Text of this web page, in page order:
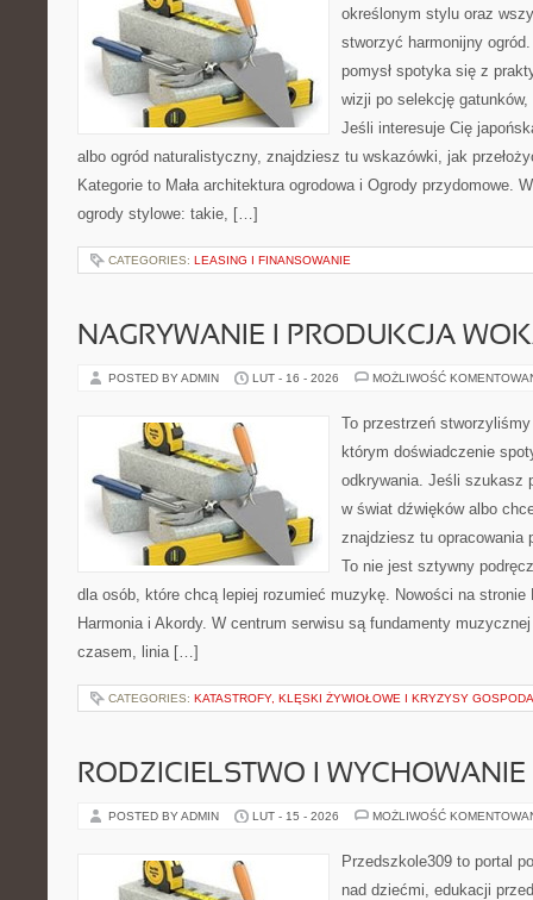
określonym stylu oraz
stworzyć harmonijny
pomysł spotyka się z
wizji po selekcję
Jeśli interesuje Cię
albo ogród naturalistyczny, znajdziesz tu wskazówki, jak
Kategorie to Mała architektura ogrodowa i Ogrody przydomowe.
ogrody stylowe: takie, […]
CATEGORIES: LEASING I FINANSOWANIE
NAGRYWANIE I PRODUKCJA
POSTED BY ADMIN LUT - 16 - 2026 MOŻLIWOŚĆ
To przestrzeń
którym doświadczenie
odkrywania. Jeśli szukasz
w świat dźwięków albo
znajdziesz tu opracowania
To nie jest sztywny
dla osób, które chcą lepiej rozumieć muzykę. Nowości na stronie
Harmonia i Akordy. W centrum serwisu są fundamenty
czasem, linia […]
CATEGORIES: KATASTROFY, KLĘSKI ŻYWIOŁOWE I KRYZYSY
RODZICIELSTWO I WYCHOWANIE
POSTED BY ADMIN LUT - 15 - 2026 MOŻLIWOŚĆ
Przedszkole309 to portal
nad dziećmi, edukacji